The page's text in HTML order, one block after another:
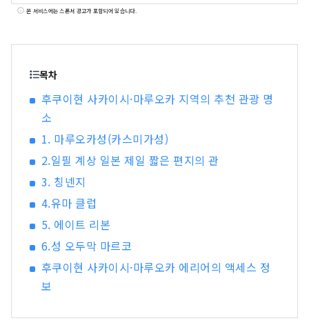
인하는 역할 를 담당하고 있습니다. 바다에서 산까
본 서비스에는 스폰서 광고가 포함되어 있습니다.
목차
후쿠이현 사카이시·마루오카 지역의 추천 관광 명
소
1. 마루오카성(카스미가성)
2.일필 계상 일본 제일 짧은 편지의 관
3. 칭넨지
4.유마 클럽
5. 에이트 리본
6.성 오두막 마르코
후쿠이현 사카이시·마루오카 에리어의 액세스 정
보